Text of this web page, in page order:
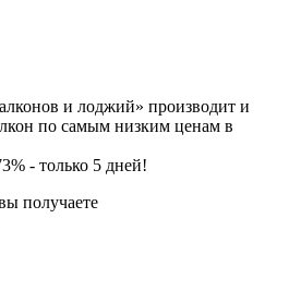
и лоджий» производит и
по самым низким ценам в
- только 5 дней!
получаете